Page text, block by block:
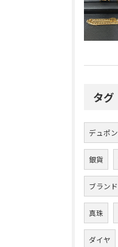
タグ
デュポン
銀貨
ブランド
真珠
ダイヤ